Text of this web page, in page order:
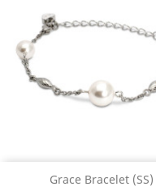
Grace Bracelet (SS)